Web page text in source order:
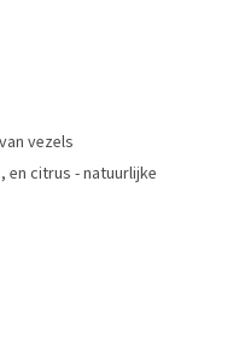
vezels
en citrus - natuurlijke